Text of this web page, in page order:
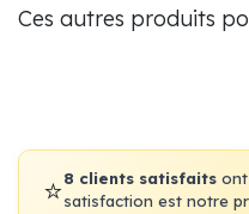
Ces autres produits
⭐8 clients satisfaits
satisfaction est notre